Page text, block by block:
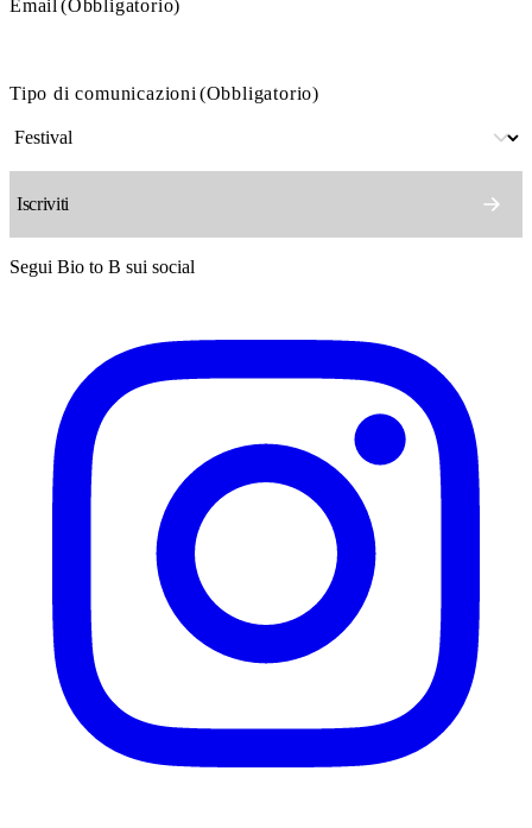
Email (Obbligatorio)
Tipo di comunicazioni (Obbligatorio)
Segui Bio to B sui social